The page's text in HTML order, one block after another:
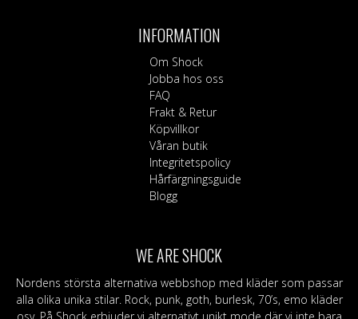
INFORMATION
Om Shock
Jobba hos oss
FAQ
Frakt & Retur
Köpvillkor
Våran butik
Integritetspolicy
Hårfärgningsguide
Blogg
WE ARE SHOCK
Nordens största alternativa webbshop med kläder som passar
alla olika unika stilar. Rock, punk, goth, burlesk, 70’s, emo kläder